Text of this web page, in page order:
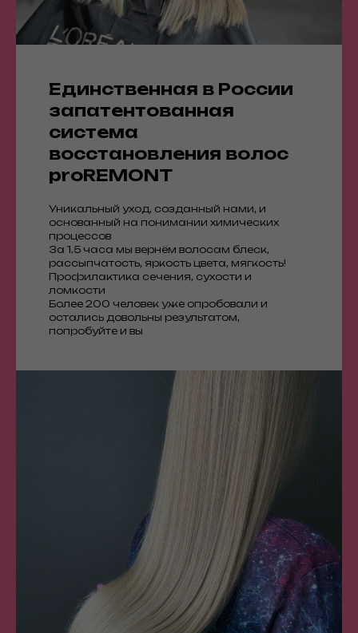
Единственная в России
запатентованная
система
восстановления волос
proREMONT
Уникальный уход, созданный нами, и
основанный на понимании химических
процессов
За 1.5 часа мы вернём волосам блеск,
рассыпчатость, яркость цвета, мягкость!
Профилактика сечения, сухости и
ломкости
Более 200 человек уже опробовали и
остались довольны результатом,
попробуйте и вы